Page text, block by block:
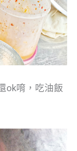
ok唷，吃油飯